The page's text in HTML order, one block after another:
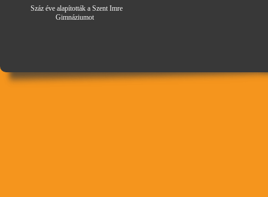
Száz éve alapították a Szent Imre
Gimnáziumot